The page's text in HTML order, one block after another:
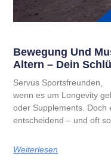
Bewegung Und
Altern – Dein
Servus Sportsfreunden,
wenn es um Longevity
oder Supplements. Doch
entscheidend – und oft
Weiterlesen